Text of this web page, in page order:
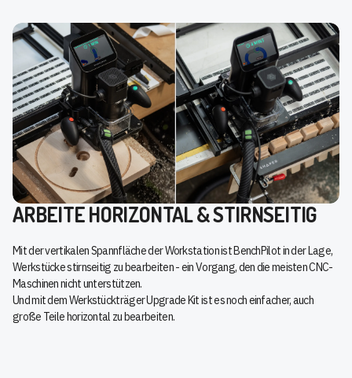
ARBEITE HORIZONTAL & STIRNSEITIG
Mit der vertikalen Spannfläche der Workstation ist BenchPilot in der Lage,
Werkstücke stirnseitig zu bearbeiten - ein Vorgang, den die meisten CNC-
Maschinen nicht unterstützen.
Und mit dem Werkstückträger Upgrade Kit ist es noch einfacher, auch
große Teile horizontal zu bearbeiten.